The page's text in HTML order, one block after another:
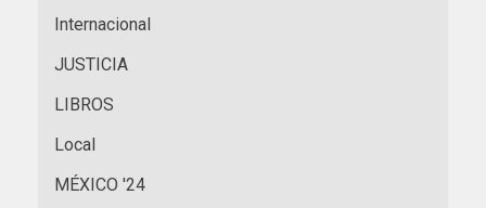
Internacional
JUSTICIA
LIBROS
Local
MÉXICO '24